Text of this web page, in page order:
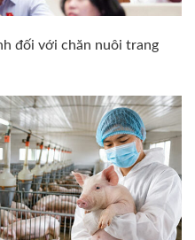
đối với chăn nuôi trang